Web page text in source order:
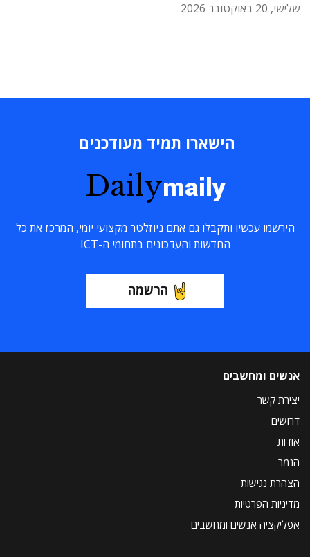
שלישי, 20 באוקטובר 2026
הישארו תמיד מעודכנים
Dailymaily
הירשמו עכשיו ותקבלו גם אתם ניוזלטר מקצועי יומי, המרכז את כל
החדשות והעדכונים בתחומי ה-ICT
הרשמה
אנשים ומחשבים
יצירת קשר
דרושים
אודות
הנמר
הצהרת נגישות
מדיניות הפרטיות
אפליקציה אנשים ומחשבים